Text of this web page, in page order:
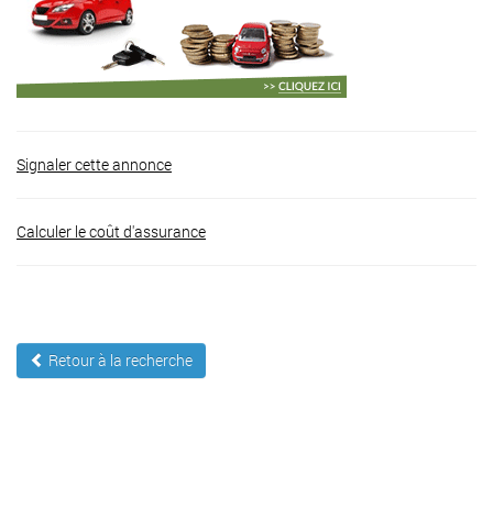
Signaler cette annonce
Calculer le coût d'assurance
Retour à la recherche